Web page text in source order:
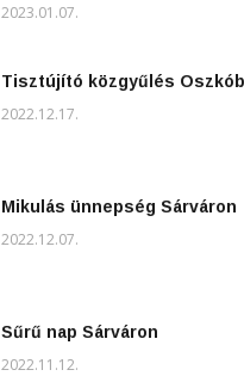
2023.01.07.
Tisztújító közgyűlés
2022.12.17.
Mikulás ünnepség Sárváron
2022.12.07.
Sűrű nap Sárváron
2022.11.12.